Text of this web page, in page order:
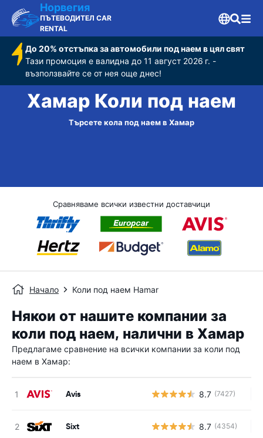
Норвегия
ПЪТЕВОДИТЕЛ CAR
RENTAL
До 20% отстъпка за автомобили под наем в цял свят
Тази промоция е валидна до 11 август 2026 г. -
възползвайте се от нея още днес!
Хамар Коли под наем
Търсете кола под наем в Хамар
Сравняваме всички известни доставчици
Начало Коли под наем Hamar
Някои от нашите компании за
коли под наем, налични в Хамар
Предлагаме сравнение на всички компании за коли под
наем в Хамар:
Avis 8.7 (7427)
Sixt 8.7 (4354)